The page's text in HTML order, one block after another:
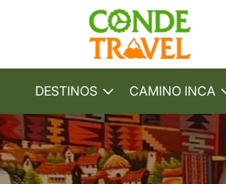
DESTINOS
Toggle
submenu
CAMINO INCA